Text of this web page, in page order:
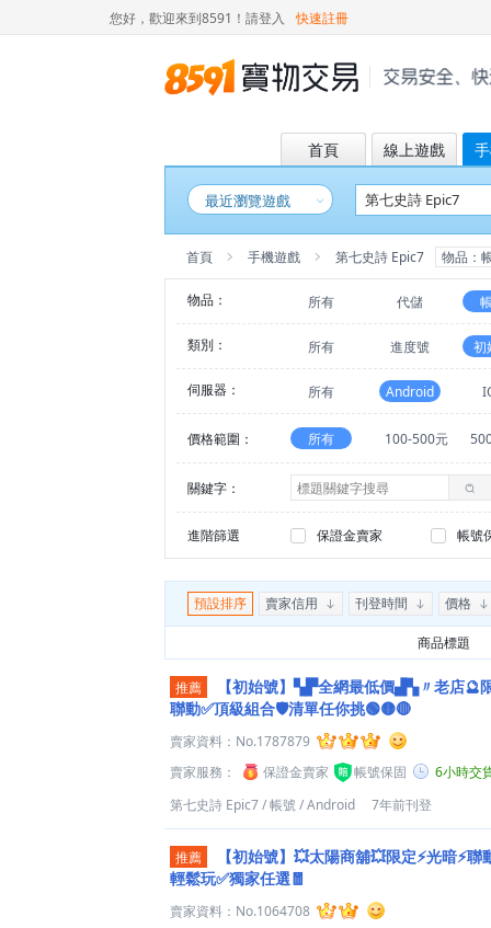
您好，歡迎來到8591！ 請登入 快速註冊
首頁 線上遊戲
最近瀏覽遊戲
首頁 手機遊戲 第七史詩 Epic7 物品：
物品： 所有 代儲
類別： 所有 進度號 初
伺服器： 所有 Android
價格範圍： 所有 100-500元
關鍵字：
進階篩選 保證金賣家 帳號
預設排序 賣家信用 刊登時間 價格
商品標題
推薦
【初始號】▚▛全網最低價▟▚〃老店🔮
聯動✅頂級組合🛡️清單任你挑🟢🟡🔴
賣家資料： No.1787879
賣家服務：
保證金賣家 帳號保固
6小時交
第七史詩 Epic7/帳號/Android 7年前刊登
推薦
【初始號】💥太陽商舖💥限定⚡光暗⚡
輕鬆玩✅獨家任選🧧
賣家資料： No.1064708